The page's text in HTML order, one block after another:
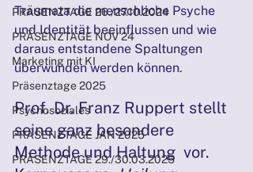
PRÄSENZTAGE 26./27.10.2024
PRÄSENZTAGE NOV 24
Marketing mit KI
Präsenztage 2025
Psychosoziales
PRÄSENZTAGE JAN 2025
PRÄSENZTAGE 29./30.03.2025
Traumata die menschliche Psyche
und Identität beeinflussen und wie
daraus entstandene Spaltungen
überwunden werden können.
Prof. Dr. Franz Ruppert stellt
seine ganz besondere
Methode und Haltung  vor.